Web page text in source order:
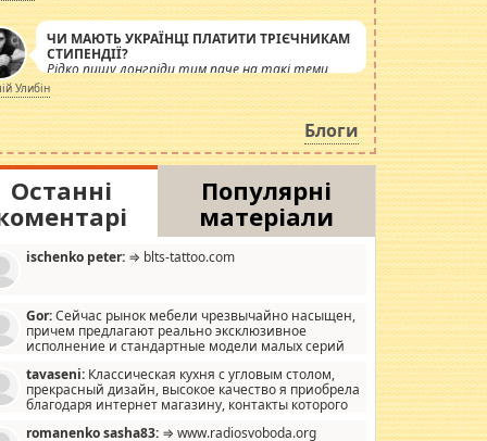
ЧИ МАЮТЬ УКРАЇНЦІ ПЛАТИТИ ТРІЄЧНИКАМ
СТИПЕНДІЇ?
Рідко пишу лонгріди тим паче на такі теми,
але вже просто дістало! Обурюють сьогоднішні
інсенуації навколо стипендіального питання.
Штучно роздувається ще одна соціальна
катастрофа.
Улибін
Блоги
Останні
Популярні
матеріали
ischenko peter: ⇒ blts-tattoo.com
Gor:Сейчас рынок мебели чрезвычайно насыщен,
причем предлагают реально эксклюзивное
исполнение и стандартные модели малых серий
мало походит на стандартные формы, в MebelOk,
и что главное - со вкусом все в порядке,
ненужных наворотов удорожающих мебель, а это не
tavaseni: Классическая кухня с угловым столом,
прекрасный дизайн, высокое качество я приобрела
благодаря интернет магазину, контакты которого
romanenko sasha83: ⇒ www.radiosvoboda.org